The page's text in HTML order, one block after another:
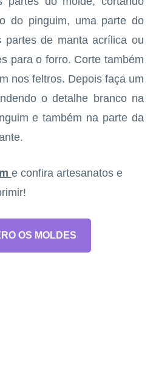
do pinguim, uma parte do
partes de manta acrílica ou
para o forro. Corte também
nos feltros. Depois faça um
o detalhe branco na
e também na parte da
e confira artesanatos e
OS MOLDES